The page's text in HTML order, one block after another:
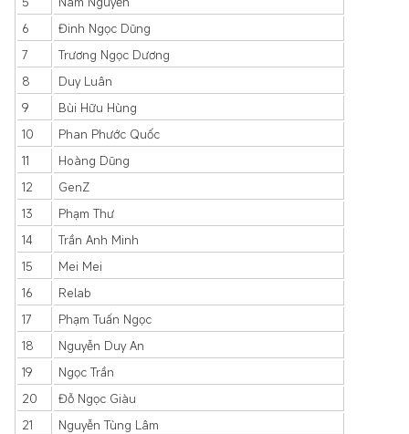
6
Đinh Ngọc Dũng
7
Trương Ngọc Dương
8
Duy Luân
9
Bùi Hữu Hùng
10
Phan Phước Quốc
11
Hoàng Dũng
12
GenZ
13
Phạm Thư
14
Trần Anh Minh
15
Mei Mei
16
Relab
17
Phạm Tuấn Ngọc
18
Nguyễn Duy An
19
Ngọc Trần
20
Đỗ Ngọc Giàu
21
Nguyễn Tùng Lâm